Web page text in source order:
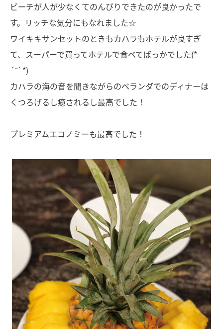
ビーチが人が少なくてのんびりできたのが良かったで
す。リッチな気分にもなれました☆
ワイキキサンセットのときもカハラもホテルが良すぎ
て、スーパーで買ってホテルで食べてばっかでした(*
´˘`*)
カハラの海の音を聞きながらのベランダでのディナーは
くつろげるし癒されるし最高でした！
プレミアムエコノミーも最高でした！